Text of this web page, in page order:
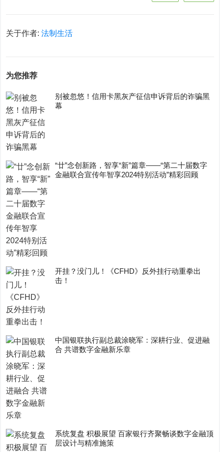
关于作者:法制生活
为您推荐
别被忽悠！信用卡黑灰产征信申诉背后的诈骗黑
幕
“廿”念创新路，智享“新”篇章——“第二十届数字
金融联合宣传年智享2024特别活动”精彩回顾
开挂？没门儿！《CFHD》反外挂行动重拳出
击！
中国银联执行副总裁涂晓军：深耕行业、促进融
合 共谱数字金融新乐章
系统复盘 积极展望 百家银行齐聚畅谈数字金融顶
层设计与精准施策